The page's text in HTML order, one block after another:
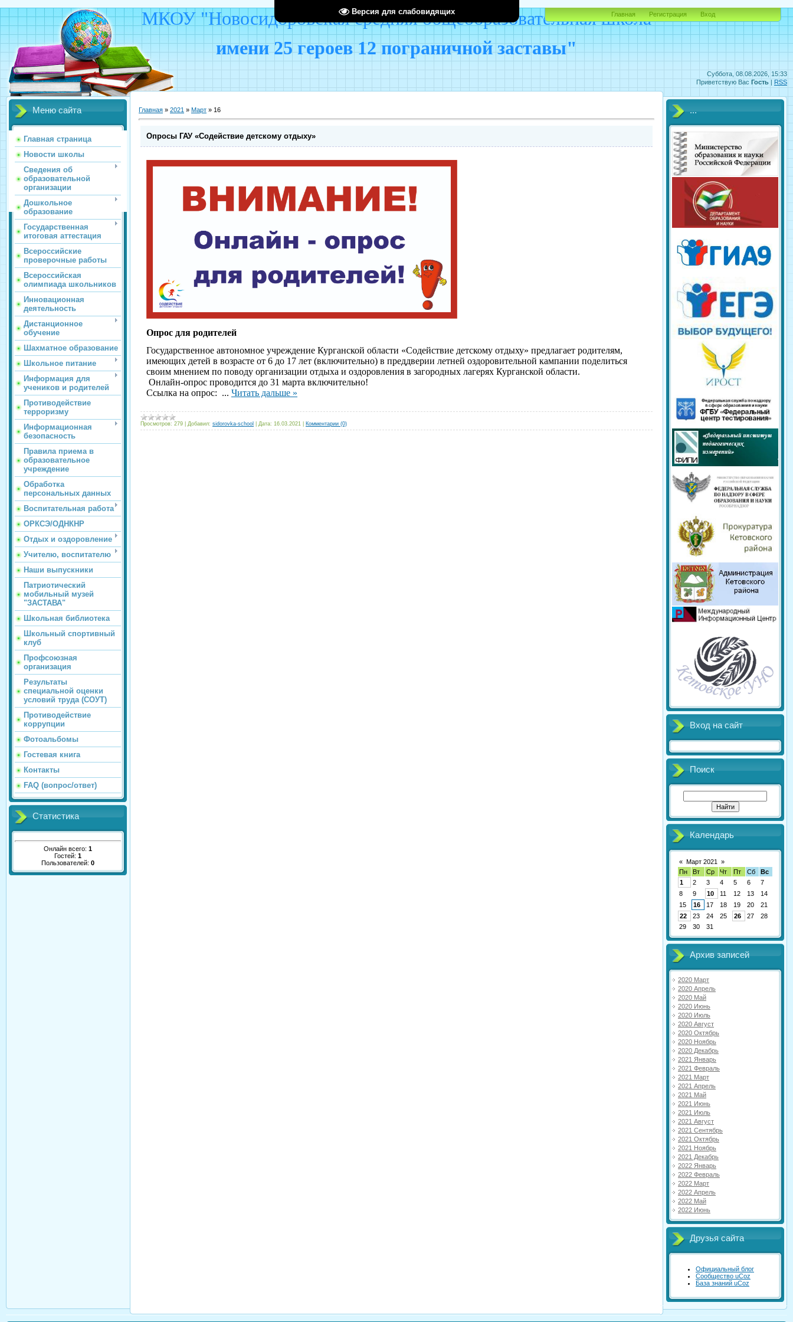
Версия для слабовидящих
Суббота, 08.08.2026, 15:33
Приветствую Вас Гость | RSS
МКОУ "Новосидоровская средняя общеобразовательная школа
имени 25 героев 12 пограничной заставы"
Главная Регистрация Вход
Меню сайта
Главная страница
Новости школы
Сведения об
образовательной
организации
Дошкольное
образование
Государственная
итоговая аттестация
Всероссийские
проверочные работы
Всероссийская
олимпиада школьников
Инновационная
деятельность
Дистанционное
обучение
Шахматное образование
Школьное питание
Информация для
учеников и родителей
Противодействие
терроризму
Информационная
безопасность
Правила приема в
образовательное
учреждение
Обработка
персональных данных
Воспитательная работа
ОРКСЭ/ОДНКНР
Отдых и оздоровление
Учителю, воспитателю
Наши выпускники
Патриотический
мобильный музей
"ЗАСТАВА"
Школьная библиотека
Школьный спортивный
клуб
Профсоюзная
организация
Результаты
специальной оценки
условий труда (СОУТ)
Противодействие
коррупции
Фотоальбомы
Гостевая книга
Контакты
FAQ (вопрос/ответ)
Статистика
Онлайн всего: 1
Гостей: 1
Пользователей: 0
Главная » 2021 » Март » 16
Опросы ГАУ «Содействие детскому отдыху»
Опрос для родителей
Государственное автономное учреждение Курганской области «Содействие детскому отдыху» предлагает родителям,
имеющих детей в возрасте от 6 до 17 лет (включительно) в преддверии летней оздоровительной кампании поделиться
своим мнением по поводу организации отдыха и оздоровления в загородных лагерях Курганской области.
Онлайн-опрос проводится до 31 марта включительно!
Ссылка на опрос: ... Читать дальше »
Просмотров: 279 Добавил: sidorovka-school Дата: 16.03.2021 Комментарии (0)
...
Вход на сайт
Поиск
Календарь
« Март 2021
»
Пн
Вт Ср Чт Пт Сб
Вс
1
2 3 4 5 6
7
8
9 10 11 12 13
14
15
16 17 18 19 20
21
22
23 24 25 26 27
28
29
30 31
Архив записей
2020 Март
2020 Апрель
2020 Май
2020 Июнь
2020 Июль
2020 Август
2020 Октябрь
2020 Ноябрь
2020 Декабрь
2021 Январь
2021 Февраль
2021 Март
2021 Апрель
2021 Май
2021 Июнь
2021 Июль
2021 Август
2021 Сентябрь
2021 Октябрь
2021 Ноябрь
2021 Декабрь
2022 Январь
2022 Февраль
2022 Март
2022 Апрель
2022 Май
2022 Июнь
Друзья сайта
Официальный блог
Сообщество uCoz
База знаний uCoz